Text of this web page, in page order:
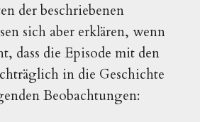
der beschriebenen
sich aber erklären, wenn
dass die Episode mit den
in die Geschichte
Beobachtungen: